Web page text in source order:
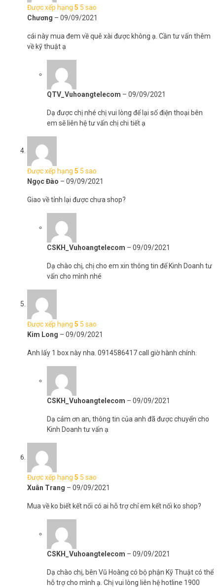
nhiên để sử dụng hiệu quả nhất chúng tôi khuyên bạn hãy lựa chọn
KM950V hoặc KM650V để có một trải nghiệm tốt nhất. Ngoài ra
cũng sẽ làm bạn cảm thấy đơn giản hơn nhiều so với các thiết bị
khác. Bạn hoàn toàn có thể tìm kiếm giọng nói ngay từ giao diện
chính và mở xem trực tiếp, đồng thời bạn cũng có thể tìm kiếm
giọng nói trong các ứng dụng riêng biệt như Youtube, CHPlay,
HDTivi mà không chung một trình tìm kiếm và trả 1 kết quả như
trên các box chạy Android TV như Mibox 4K hay Meecool KM9…
Thông số kỹ thuật Android Box MYTV NET
– CPU: Rockchip RK 3328
– RAM: 4GB DDR3
– ROM: 32GB EMMC
– Hệ điều hành: HHPlay OS, Android 10
– Hỗ trợ: 4K 60FPS, H.265 HEVC, DOLBY, DTS
– Xuất xứ: Thương hiệu Việt Nam
Bộ sản phẩm bao gồm:
– 1 TV Box Vinabox X20
– 1 Cab kết nối HDMI
– 1 Điều khiển hồng ngoại
– 1 Nguồn 5V/2A
– 1 Sách hướng dẫn sử dụng
– 1 Thẻ bảo hành chính hãng
Vũ Hoàng Telecom
Online của công ty chúng tôi. Chúng tôi xin cam kết tất cả những
sản phẩm trong gian hàng đều có nguồn gốc và xuất xứ rõ ràng,
đưa lợi ích và sức khỏe của khách hàng lên hàng đầu. Đến đây, bạn
sẽ nhận được sản phẩm có chất lượng tốt, chế độ hậu mãi dài lâu
Đặt hàng ngay TV Box Vinabox X20 RAM 4GB xin vui lòng liên hệ
HOTLINE 1900 9259 để được hỗ trợ nhanh nhất. Tham khảo thêm
Được xếp hạng 5 5 sao
Chương – 09/09/2021
cái này mua đem về quê xài được không ạ. Cần tư vấn thêm
về kỹ thuật ạ
QTV_Vuhoangtelecom – 09/09/2021
Dạ được chị nhé chị vui lòng để lại số điện thoại bên
em sẽ liên hệ tư vấn chị chi tiết ạ
Được xếp hạng 5 5 sao
Ngọc Đào – 09/09/2021
Giao về tỉnh lại được chưa shop?
CSKH_Vuhoangtelecom – 09/09/2021
Dạ chào chị, chị cho em xin thông tin để Kinh Doanh tư
vấn cho mình nhé
Được xếp hạng 5 5 sao
Kim Long – 09/09/2021
Anh lấy 1 box này nha. 0914586417 call giờ hành chính.
CSKH_Vuhoangtelecom – 09/09/2021
Dạ cảm ơn an, thông tin của anh đã được chuyển cho
Kinh Doanh tư vấn ạ
Được xếp hạng 5 5 sao
Xuân Trang – 09/09/2021
Mua về ko biết kết nối có ai hỗ trợ chỉ em kết nối ko shop?
CSKH_Vuhoangtelecom – 09/09/2021
Dạ chào chị, bên Vũ Hoàng có bộ phận Kỹ Thuật có thể
hỗ trợ cho mình ạ. Chị vui lòng liên hệ hotline 1900